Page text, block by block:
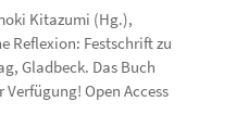
Kitazumi (Hg.),
Reflexion: Festschrift zu
Gladbeck. Das Buch
Open Access